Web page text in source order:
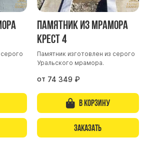
Памятник из мрамора
Крест 4
Памятник изготовлен из серого
Уральского мрамора.
от 74 349 ₽
В корзину
Заказать